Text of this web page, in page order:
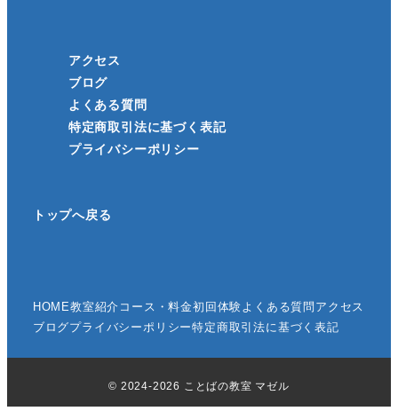
アクセス
ブログ
よくある質問
特定商取引法に基づく表記
プライバシーポリシー
トップへ戻る
HOME教室紹介 コース・料金初回体験よくある質問 アクセス
ブログプライバシーポリシー特定商取引法に基づく表記
© 2024-2026 ことばの教室 マゼル